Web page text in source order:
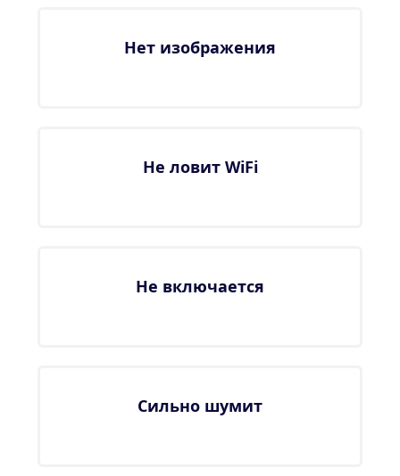
Нет изображения
Не ловит WiFi
Не включается
Сильно шумит